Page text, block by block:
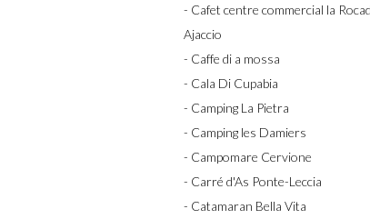
- Cafet centre commercial la
Ajaccio
- Caffe di a mossa
- Cala Di Cupabia
- Camping La Pietra
- Camping les Damiers
- Campomare Cervione
- Carré d'As Ponte-Leccia
- Catamaran Bella Vita